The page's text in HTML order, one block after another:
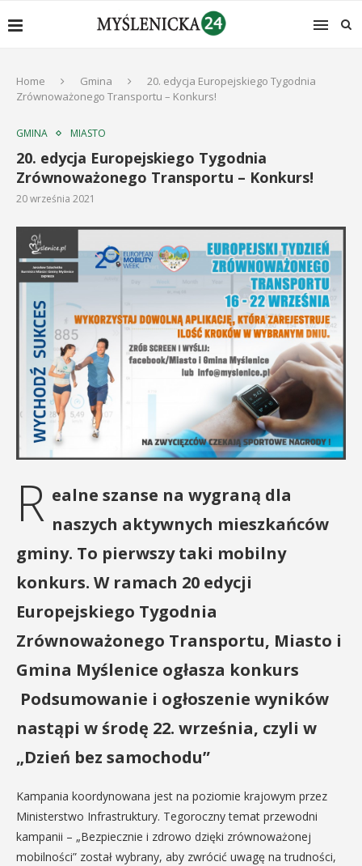
Home Gmina
20. edycja Europejskiego Tygodnia
Zrównoważonego Transportu – Konkurs!
GMINA MIASTO
20. edycja Europejskiego Tygodnia
Zrównoważonego Transportu – Konkurs!
20 września 2021
R ealne szanse na wygraną dla
naszych aktywnych mieszkańców
gminy. To pierwszy taki mobilny
konkurs. W ramach 20 edycji
Europejskiego Tygodnia
Zrównoważonego Transportu, Miasto i
Gmina Myślenice ogłasza konkurs
Podsumowanie i ogłoszenie wyników
nastąpi w środę 22. września, czyli w
„Dzień bez samochodu”
Kampania koordynowana jest na poziomie krajowym przez
Ministerstwo Infrastruktury. Tegoroczny temat przewodni
kampanii – „Bezpiecznie i zdrowo dzięki zrównoważonej
mobilności” został wybrany, aby zwrócić uwagę na trudności,